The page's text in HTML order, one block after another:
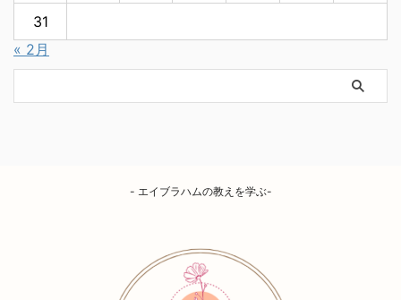
31
« 2月
- エイブラハムの教えを学ぶ-